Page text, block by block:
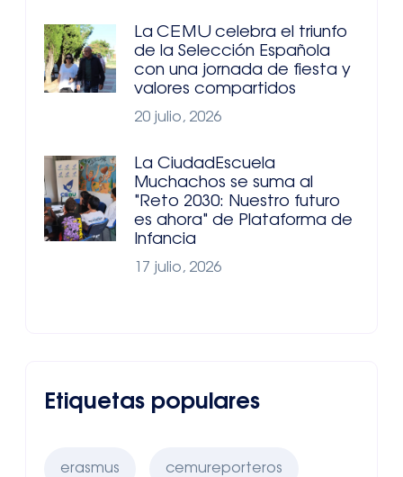
La CEMU celebra el triunfo
de la Selección Española
con una jornada de fiesta y
valores compartidos
20 julio, 2026
La CiudadEscuela
Muchachos se suma al
"Reto 2030: Nuestro futuro
es ahora" de Plataforma de
Infancia
17 julio, 2026
Etiquetas populares
erasmus cemureporteros